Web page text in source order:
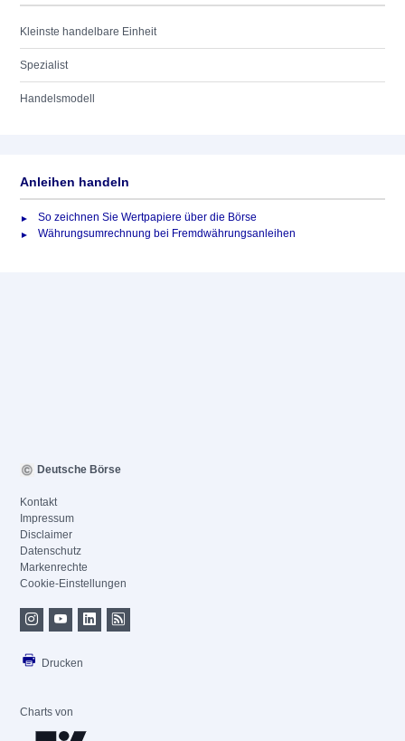
Kleinste handelbare Einheit
Spezialist
Handelsmodell
Anleihen handeln
So zeichnen Sie Wertpapiere über die Börse
Währungsumrechnung bei Fremdwährungsanleihen
Deutsche Börse
Kontakt
Impressum
Disclaimer
Datenschutz
Markenrechte
Cookie-Einstellungen
Drucken
Charts von